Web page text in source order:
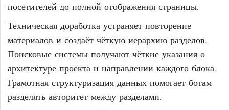
посетителей до полной отображения страницы.
Техническая доработка устраняет повторение
материалов и создаёт чёткую иерархию разделов.
Поисковые системы получают чёткие указания о
архитектуре проекта и направлении каждого блока.
Грамотная структуризация данных помогает ботам
разделять авторитет между разделами.